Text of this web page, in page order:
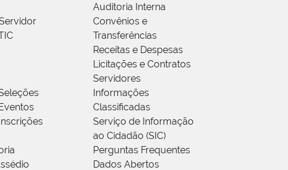
Auditoria Interna
Convênios e
Transferências
Receitas e Despesas
Licitações e Contratos
Servidores
Informações
Classificadas
Serviço de Informação
ao Cidadão (SIC)
Perguntas Frequentes
Dados Abertos